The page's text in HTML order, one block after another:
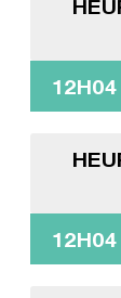
12H04
12H04